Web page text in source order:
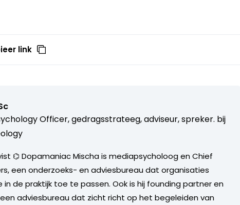
link
Officer, gedragsstrateeg, adviseur, spreker. bij
⌬ Dopamaniac Mischa is mediapsycholoog en Chief
een onderzoeks- en adviesbureau dat organisaties
de praktijk toe te passen. Ook is hij founding partner en
adviesbureau dat zicht richt op het begeleiden van